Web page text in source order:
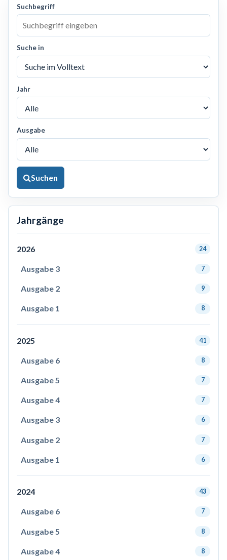
Suchbegriff
Suche in
Jahr
Ausgabe
Suchen
Jahrgänge
2026 24
Ausgabe 3 7
Ausgabe 2 9
Ausgabe 1 8
2025 41
Ausgabe 6 8
Ausgabe 5 7
Ausgabe 4 7
Ausgabe 3 6
Ausgabe 2 7
Ausgabe 1 6
2024 43
Ausgabe 6 7
Ausgabe 5 8
Ausgabe 4 8